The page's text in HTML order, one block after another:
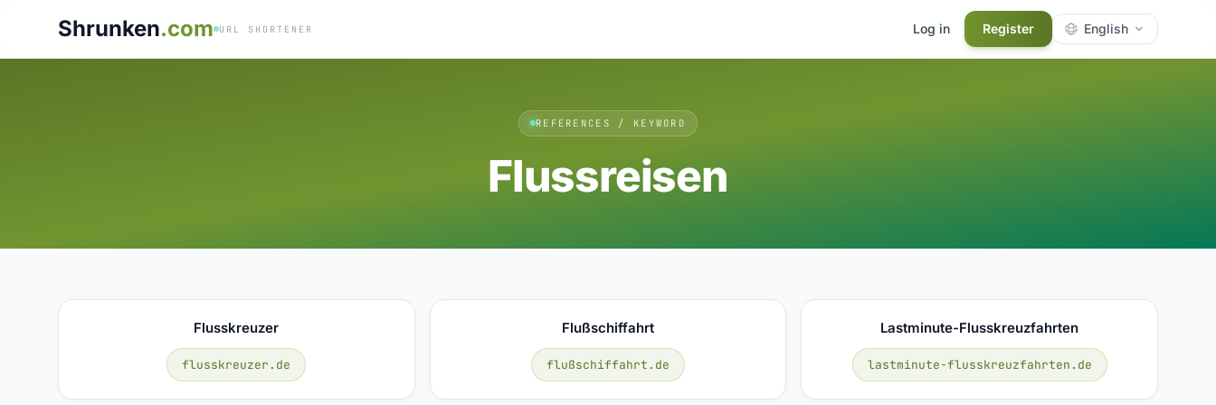
Shrunken.com URL SHORTENER Log in Register English
REFERENCES / KEYWORD
Flussreisen
Flusskreuzer
flusskreuzer.de
Flußschiffahrt
flußschiffahrt.de
Lastminute-Flusskreuzfahrten
lastminute-flusskreuzfahrten.de